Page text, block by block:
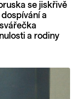
se jiskřivě
a
a rodiny